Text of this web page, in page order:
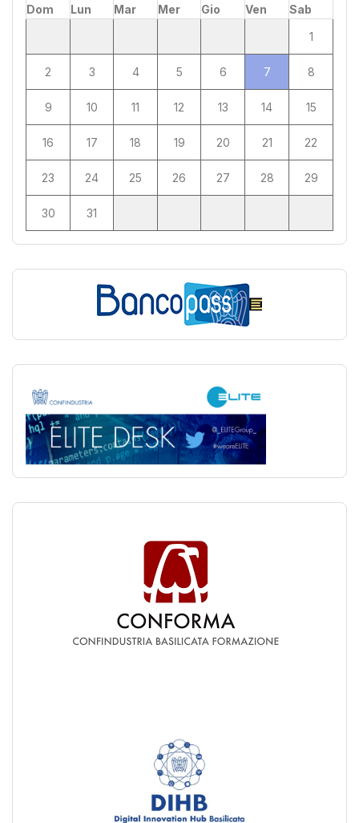
Dom Lun Mar Mer Gio Ven
Sab
1
2 3 4 5 6 7 8
9 10 11 12 13 14 15
16 17 18 19 20 21 22
23 24 25 26 27 28 29
30 31